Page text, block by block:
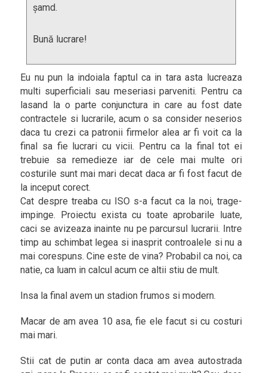
șamd.
Bună lucrare!
Eu nu pun la indoiala faptul ca in tara asta lucreaza
multi superficiali sau meseriasi parveniti. Pentru ca
lasand la o parte conjunctura in care au fost date
contractele si lucrarile, acum o sa consider neserios
daca tu crezi ca patronii firmelor alea ar fi voit ca la
final sa fie lucrari cu vicii. Pentru ca la final tot ei
trebuie sa remedieze iar de cele mai multe ori
costurile sunt mai mari decat daca ar fi fost facut de
la inceput corect.
Cat despre treaba cu ISO s-a facut ca la noi, trage-
impinge. Proiectu exista cu toate aprobarile luate,
caci se avizeaza inainte nu pe parcursul lucrarii. Intre
timp au schimbat legea si inasprit controalele si nu a
mai corespuns. Cine este de vina? Probabil ca noi, ca
natie, ca luam in calcul acum ce altii stiu de mult.
Insa la final avem un stadion frumos si modern.
Macar de am avea 10 asa, fie ele facut si cu costuri
mai mari.
Stii cat de putin ar conta daca am avea autostrada